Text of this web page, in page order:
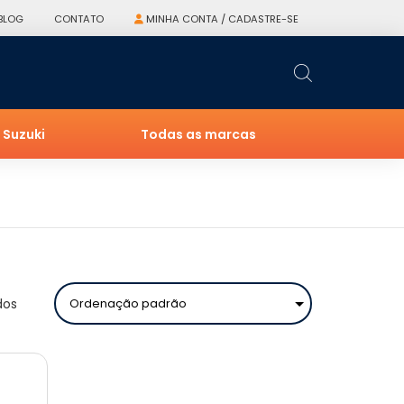
CONTATO MINHA CONTA / CADASTRE-SE
Suzuki Todas as marcas